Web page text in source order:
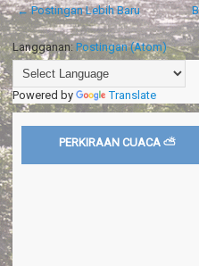
← Postingan Lebih Baru
Langganan: Postingan (Atom)
Powered by Translate
PERKIRAAN CUACA ⛅